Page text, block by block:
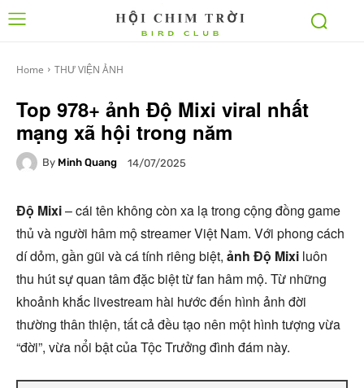
Home THƯ VIỆN ẢNH
Top 978+ ảnh Độ Mixi viral nhất
mạng xã hội trong năm
By Minh Quang 14/07/2025
Độ Mixi– cái tên không còn xa lạ trong cộng đồng game
thủ và người hâm mộ streamer Việt Nam. Với phong cách
dí dỏm, gần gũi và cá tính riêng biệt, ảnh Độ Mixi luôn
thu hút sự quan tâm đặc biệt từ fan hâm mộ. Từ những
khoảnh khắc livestream hài hước đến hình ảnh đời
thường thân thiện, tất cả đều tạo nên một hình tượng vừa
“đời”, vừa nổi bật của Tộc Trưởng đình đám này.